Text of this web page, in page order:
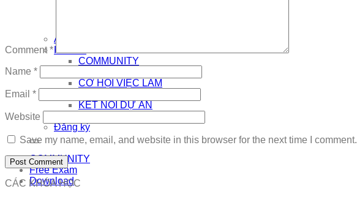
AI
Kết Nối
COMMUNITY
CƠ HỘI VIỆC LÀM
KẾT NỐI DỰ ÁN
Đăng ký
COMMUNITY
Free Exam
Download
Comment*
Name *
Email *
Website
Save my name, email, and website in this browser for the next time I comment.
CÁC KHÓA HỌC